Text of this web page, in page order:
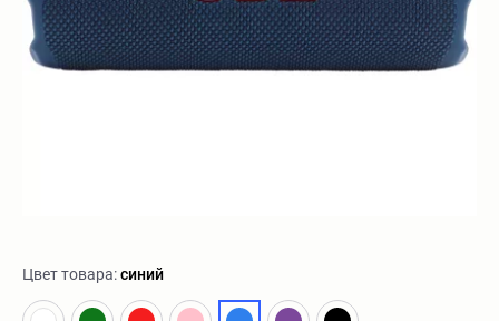
Цвет товара:синий